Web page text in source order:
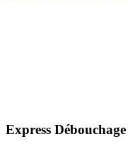
Express Débouchage